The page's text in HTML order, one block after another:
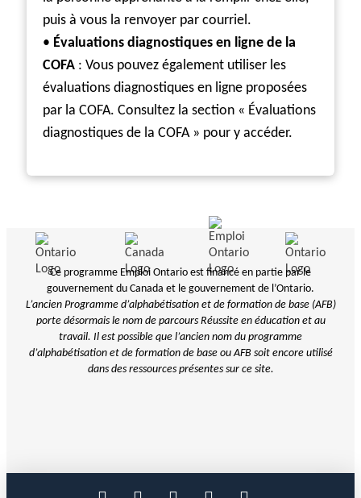
puis à vous la renvoyer par courriel.
• Évaluations diagnostiques en ligne de la
COFA: Vous pouvez également utiliser les
évaluations diagnostiques en ligne proposées
par la COFA. Consultez la section « Évaluations
diagnostiques de la COFA » pour y accéder.
Ce programme Emploi Ontario est financé en partie par le
gouvernement du Canada et le gouvernement de l’Ontario.
L’ancien Programme d’alphabétisation et de formation de base (AFB)
porte désormais le nom de parcours Réussite en éducation et au
travail. Il est possible que l’ancien nom du programme
d’alphabétisation et de formation de base ou AFB soit encore utilisé
dans des ressources présentes sur ce site.